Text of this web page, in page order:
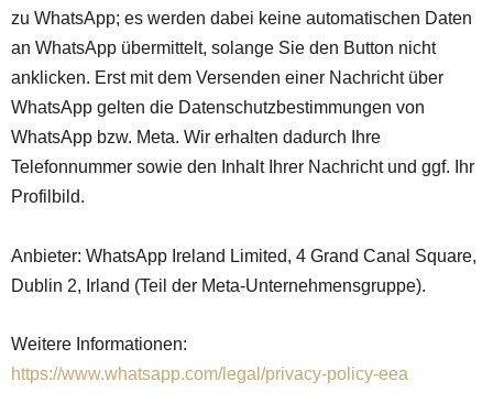
zu WhatsApp; es werden dabei keine automatischen Daten
an WhatsApp übermittelt, solange Sie den Button nicht
anklicken. Erst mit dem Versenden einer Nachricht über
WhatsApp gelten die Datenschutzbestimmungen von
WhatsApp bzw. Meta. Wir erhalten dadurch Ihre
Telefonnummer sowie den Inhalt Ihrer Nachricht und ggf. Ihr
Profilbild.
Anbieter: WhatsApp Ireland Limited, 4 Grand Canal Square,
Dublin 2, Irland (Teil der Meta-Unternehmensgruppe).
Weitere Informationen:
https://www.whatsapp.com/legal/privacy-policy-eea